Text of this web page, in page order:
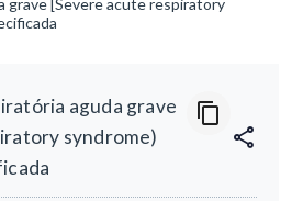
grave [Severe acute respiratory
aguda grave
syndrome)